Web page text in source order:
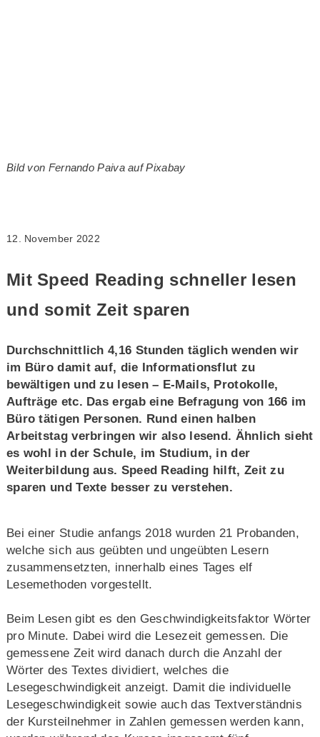
Bild von Fernando Paiva auf Pixabay
12. November 2022
Mit Speed Reading schneller lesen
und somit Zeit sparen
Durchschnittlich 4,16 Stunden täglich wenden wir
im Büro damit auf, die Informationsflut zu
bewältigen und zu lesen – E-Mails, Protokolle,
Aufträge etc. Das ergab eine Befragung von 166 im
Büro tätigen Personen. Rund einen halben
Arbeitstag verbringen wir also lesend. Ähnlich sieht
es wohl in der Schule, im Studium, in der
Weiterbildung aus. Speed Reading hilft, Zeit zu
sparen und Texte besser zu verstehen.
Bei einer Studie anfangs 2018 wurden 21 Probanden,
welche sich aus geübten und ungeübten Lesern
zusammensetzten, innerhalb eines Tages elf
Lesemethoden vorgestellt.
Beim Lesen gibt es den Geschwindigkeitsfaktor Wörter
pro Minute. Dabei wird die Lesezeit gemessen. Die
gemessene Zeit wird danach durch die Anzahl der
Wörter des Textes dividiert, welches die
Lesegeschwindigkeit anzeigt. Damit die individuelle
Lesegeschwindigkeit sowie auch das Textverständnis
der Kursteilnehmer in Zahlen gemessen werden kann,